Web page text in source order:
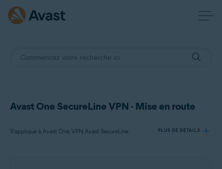
Avast One SecureLine VPN - Mise en route
S’applique à Avast One, VPN Avast SecureLine PLUS DE DÉTAILS